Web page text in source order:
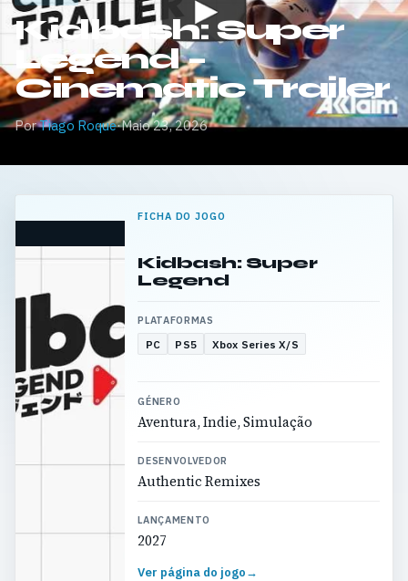
Kidbash: Super
Legend –
Cinematic Trailer
PorTiago Roque·Maio 23, 2026
FICHA DO JOGO
Kidbash: Super
Legend
PLATAFORMAS
PC PS5 Xbox Series X/S
GÉNERO
Aventura, Indie, Simulação
DESENVOLVEDOR
Authentic Remixes
LANÇAMENTO
2027
Ver página do jogo→